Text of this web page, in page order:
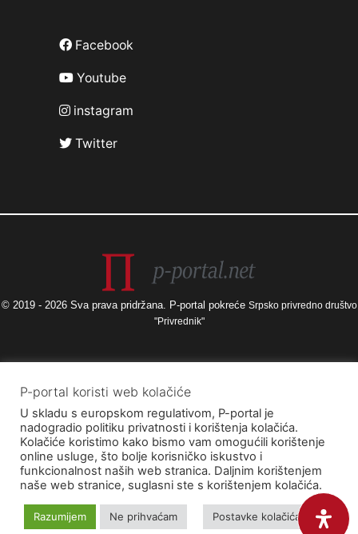
Facebook
Youtube
instagram
Twitter
© 2019 - 2026 Sva prava pridržana. P-portal pokreće Srpsko privredno društvo
"Privrednik"
Izneseni stavovi i mišljenja samo su autorova i ne odražavaju nužno
službena stajališta Europske unije ili Europske komisije, kao ni stajališta
Agencije za elektroničke medije ni Ministarstva kulture i medija. Europska
unija i Europska komisija, kao ni Agencija za elektroničke medije ni
Ministarstvo kulture i medija ne mogu se smatrati odgovornima za njih.
P-portal koristi web kolačiće
U skladu s europskom regulativom, P-portal je
nadogradio politiku privatnosti i korištenja kolačića.
Kolačiće koristimo kako bismo vam omogućili korištenje
online usluge, što bolje korisničko iskustvo i
funkcionalnost naših web stranica. Daljnim korištenjem
naše web stranice, suglasni ste s korištenjem kolačića.
Razumijem Ne prihvaćam Postavke kolačića